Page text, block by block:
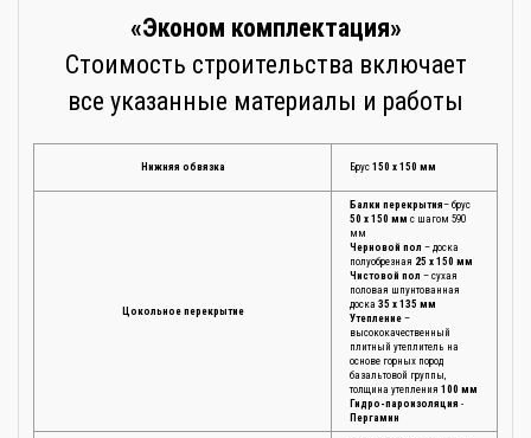
«Эконом комплектация»
Стоимость строительства включает
все указанные материалы и работы
Нижняя обвязка Брус 150 х 150 мм
Цокольное перекрытие
Балки перекрытия– брус
50 х 150 мм с шагом 590
мм
Черновой пол – доска
полуобрезная 25 х 150 мм
Чистовой пол – сухая
половая шпунтованная
доска 35 х 135 мм
Утепление –
высококачественный
плитный утеплитель на
основе горных пород
базальтовой группы,
толщина утепления 100 мм
Гидро-пароизоляция -
Пергамин